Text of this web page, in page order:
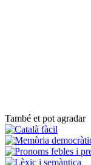
També et pot agradar